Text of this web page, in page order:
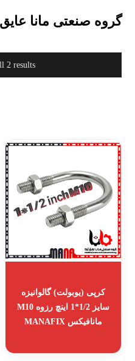
گروه صنعتی مانا عایق
2 results
کرپی (یوبولت) گالوانیزه
سایز 1/2*1 اینچ رزوه M10
مانافیکس MANAFIX